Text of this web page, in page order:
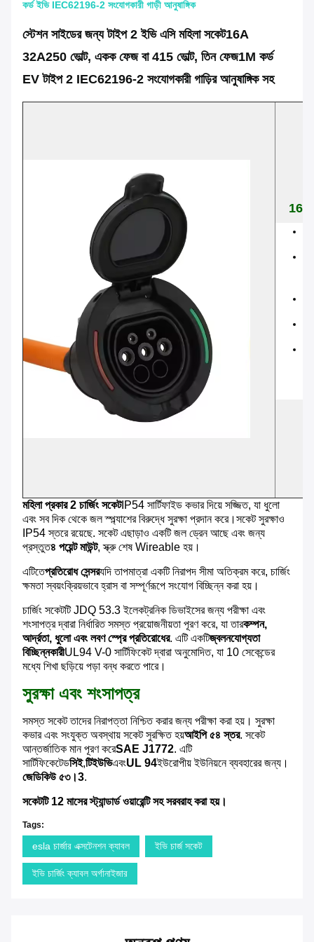
কর্ড ইভি IEC62196-2 সংযোগকারী গাড়ী আনুষাঙ্গিক
স্টেশন সাইডের জন্য টাইপ 2 ইভি এসি মহিলা সকেট16A
32A250 ভোল্ট, একক ফেজ বা 415 ভোল্ট, তিন ফেজ1M কর্ড
EV টাইপ 2 IEC62196-2 সংযোগকারী গাড়ির আনুষাঙ্গিক সহ
16A
মহিলা প্রকার 2 চার্জিং সকেটIP54 সার্টিফাইড কভার দিয়ে সজ্জিত, যা ধুলো
এবং সব দিক থেকে জল স্প্ল্যাশের বিরুদ্ধে সুরক্ষা প্রদান করে।সকেট সুরক্ষাও
IP54 স্তরে রয়েছে. সকেট এছাড়াও একটি জল ড্রেন আছে এবং জন্য
প্রস্তুত৪ পয়েন্ট মাউন্ট, স্ক্রু শেষ Wireable হয়।
এটিতেপ্রতিরোধ সেন্সরযদি তাপমাত্রা একটি নিরাপদ সীমা অতিক্রম করে, চার্জিং
ক্ষমতা স্বয়ংক্রিয়ভাবে হ্রাস বা সম্পূর্ণরূপে সংযোগ বিচ্ছিন্ন করা হয়।
চার্জিং সকেটটি JDQ 53.3 ইলেকট্রনিক ডিভাইসের জন্য পরীক্ষা এবং
শংসাপত্র দ্বারা নির্ধারিত সমস্ত প্রয়োজনীয়তা পূরণ করে, যা তারকম্পন,
আর্দ্রতা, ধুলো এবং লবণ স্প্রে প্রতিরোধের. এটি একটিজ্বলনযোগ্যতা
বিচ্ছিন্নকারীUL94 V-0 সার্টিফিকেট দ্বারা অনুমোদিত, যা 10 সেকেন্ডের
মধ্যে শিখা ছড়িয়ে পড়া বন্ধ করতে পারে।
সুরক্ষা এবং শংসাপত্র
সমস্ত সকেট তাদের নিরাপত্তা নিশ্চিত করার জন্য পরীক্ষা করা হয়। সুরক্ষা
কভার এবং সংযুক্ত অবস্থায় সকেট সুরক্ষিত হয়আইপি ৫৪ স্তর. সকেট
আন্তর্জাতিক মান পূরণ করেSAE J1772. এটি
সার্টিফিকেটেডসিই,টিইউভিএবংUL 94ইউরোপীয় ইউনিয়নে ব্যবহারের জন্য।
জেডিকিউ ৫৩।3.
সকেটটি 12 মাসের স্ট্যান্ডার্ড ওয়ারেন্টি সহ সরবরাহ করা হয়।
Tags:
esla চার্জার এক্সটেনশন ক্যাবল ইভি চার্জ সকেট
ইভি চার্জিং ক্যাবল অর্গানাইজার